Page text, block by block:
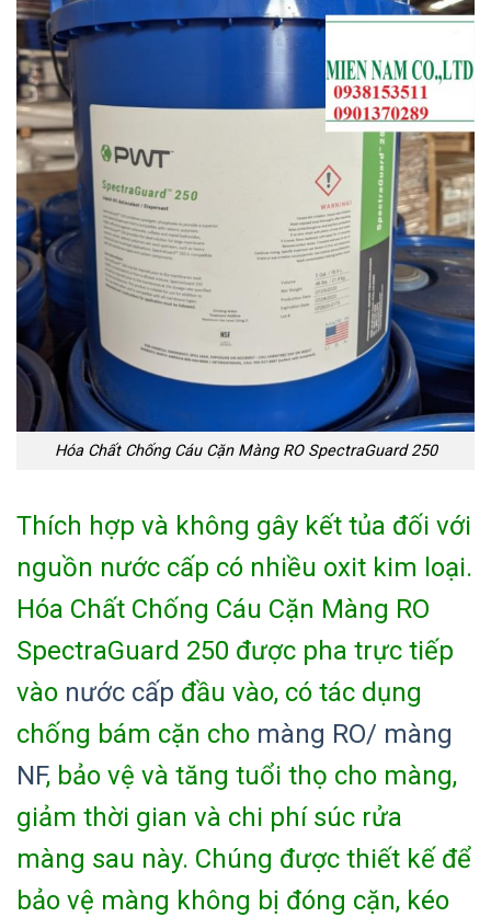
Hóa Chất Chống Cáu Cặn Màng RO SpectraGuard 250
Thích hợp và không gây kết tủa đối với
nguồn nước cấp có nhiều oxit kim loại.
Hóa Chất Chống Cáu Cặn Màng RO
SpectraGuard 250 được pha trực tiếp
vào nước cấp đầu vào, có tác dụng
chống bám cặn cho màng RO/ màng
NF, bảo vệ và tăng tuổi thọ cho màng,
giảm thời gian và chi phí súc rửa
màng sau này. Chúng được thiết kế để
bảo vệ màng không bị đóng cặn, kéo